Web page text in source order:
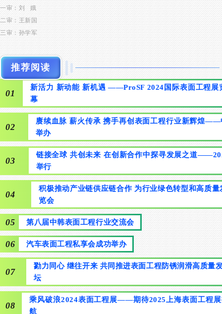
一审：刘 娥
二审：王新国
三审：孙学军
推荐阅读
01
新活力 新动能 新机遇 ——ProSF 2024国际表面工程展
幕
02
赓续血脉 薪火传承 携手再创表面工程行业新辉煌
举办
03
链接全球 共创未来 在创新合作中探寻发展之道
举行
04
积极推动产业链供应链合作 为行业绿色转型和高质
览会
05 第八届中韩表面工程行业交流会
06 汽车表面工程私享会成功举办
07
勠力同心 继往开来 共同推进表面工程防锈润滑高质
坛
08
乘风破浪2024表面工程展——期待2025上海表面工程
航